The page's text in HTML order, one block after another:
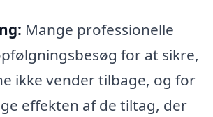
Mange professionelle
for at sikre,
ikke vender tilbage, og for
effekten af de tiltag, der